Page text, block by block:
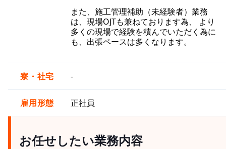
また、施工管理補助（未経験者）業務
は、現場OJTも兼ねております為、 より
多くの現場で経験を積んでいただく為に
も、出張ペースは多くなります。
寮・社宅 -
雇用形態 正社員
お任せしたい業務内容